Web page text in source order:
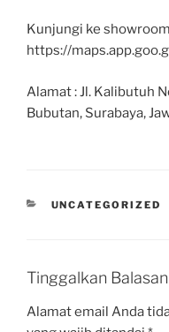
Kunjungi ke
https://
Alamat : Jl. Kalibutuh
Bubutan, Surabaya,
UNCATEGORIZED
Tinggalkan Balasan
Alamat email Anda